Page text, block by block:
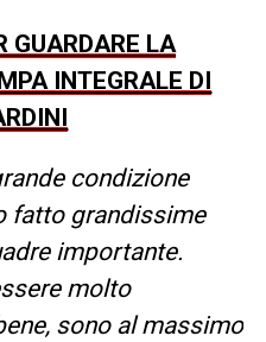
GUARDARE LA
INTEGRALE DI
condizione
fatto grandissime
importante.
molto
sono al massimo